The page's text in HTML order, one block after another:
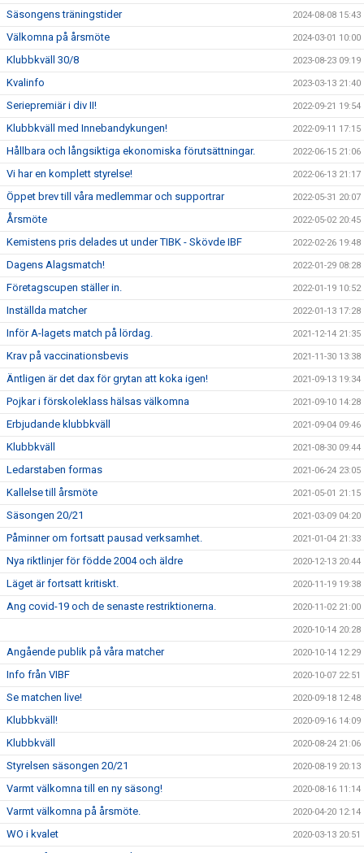
Säsongens träningstider 2024-08-08 15:43
Välkomna på årsmöte 2024-03-01 10:00
Klubbkväll 30/8 2023-08-23 09:19
Kvalinfo 2023-03-13 21:40
Seriepremiär i div II! 2022-09-21 19:54
Klubbkväll med Innebandykungen! 2022-09-11 17:15
Hållbara och långsiktiga ekonomiska förutsättningar. 2022-06-15 21:06
Vi har en komplett styrelse! 2022-06-13 21:17
Öppet brev till våra medlemmar och supportrar 2022-05-31 20:07
Årsmöte 2022-05-02 20:45
Kemistens pris delades ut under TIBK - Skövde IBF 2022-02-26 19:48
Dagens Alagsmatch! 2022-01-29 08:28
Företagscupen ställer in. 2022-01-19 10:52
Inställda matcher 2022-01-13 17:28
Inför A-lagets match på lördag. 2021-12-14 21:35
Krav på vaccinationsbevis 2021-11-30 13:38
Äntligen är det dax för grytan att koka igen! 2021-09-13 19:34
Pojkar i förskoleklass hälsas välkomna 2021-09-10 14:28
Erbjudande klubbkväll 2021-09-04 09:46
Klubbkväll 2021-08-30 09:44
Ledarstaben formas 2021-06-24 23:05
Kallelse till årsmöte 2021-05-01 21:15
Säsongen 20/21 2021-03-09 04:20
Påminner om fortsatt pausad verksamhet. 2021-01-04 21:33
Nya riktlinjer för födde 2004 och äldre 2020-12-13 20:44
Läget är fortsatt kritiskt. 2020-11-19 19:38
Ang covid-19 och de senaste restriktionerna. 2020-11-02 21:00
2020-10-14 20:28
Angående publik på våra matcher 2020-10-14 12:29
Info från VIBF 2020-10-07 22:51
Se matchen live! 2020-09-18 12:48
Klubbkväll! 2020-09-16 14:09
Klubbkväll 2020-08-24 21:06
Styrelsen säsongen 20/21 2020-08-19 20:13
Varmt välkomna till en ny säsong! 2020-08-16 11:14
Varmt välkomna på årsmöte. 2020-04-20 12:14
WO i kvalet 2020-03-13 20:51